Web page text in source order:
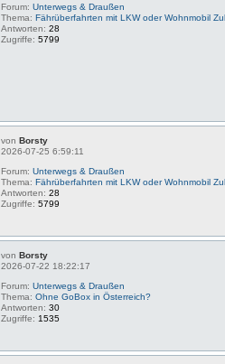
Forum:Unterwegs & Draußen
Thema:Fährüberfahrten mit LKW oder Wohnmobil
Antworten:28
Zugriffe:5799
vonBorsty
2026-07-25 6:59:11
Forum:Unterwegs & Draußen
Thema:Fährüberfahrten mit LKW oder Wohnmobil
Antworten:28
Zugriffe:5799
vonBorsty
2026-07-22 18:22:17
Forum:Unterwegs & Draußen
Thema:Ohne GoBox in Österreich?
Antworten:30
Zugriffe: 1535